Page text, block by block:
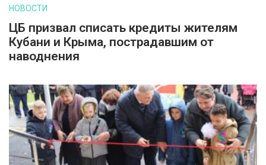
НОВОСТИ
ЦБ призвал списать кредиты жителям
Кубани и Крыма, пострадавшим от
наводнения